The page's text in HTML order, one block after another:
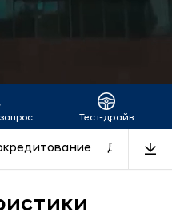
Тест-драйв
Дизайн